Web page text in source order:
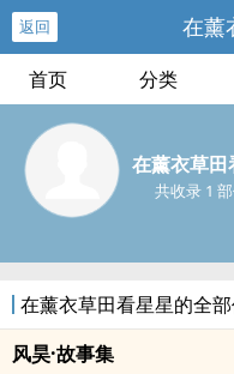
返回 在薰
首页 分类
在薰衣草田
共收录 1
在薰衣草田看星星的全
风昊·故事集